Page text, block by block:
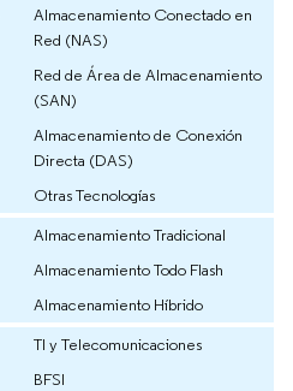
Almacenamiento Conectado en
Red (NAS)
Red de Área de Almacenamiento
(SAN)
Almacenamiento de Conexión
Directa (DAS)
Otras Tecnologías
Almacenamiento Tradicional
Almacenamiento Todo Flash
Almacenamiento Híbrido
TI y Telecomunicaciones
BFSI